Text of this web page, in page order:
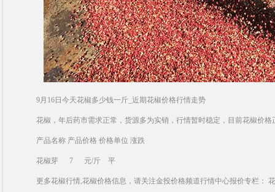
9月16日今天花椒多少钱一斤_近期花椒价格行情走势
花椒，年后药市需求正常，货源多为实销，行情暂时稳定，目前花椒价格
产品名称 产品价格 价格单位 涨跌
花椒芽 7 元/斤 平
更多花椒行情,花椒价格信息，请关注金投价格频道行情中心报价专栏：